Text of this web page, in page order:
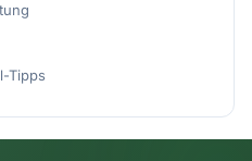
Tipps